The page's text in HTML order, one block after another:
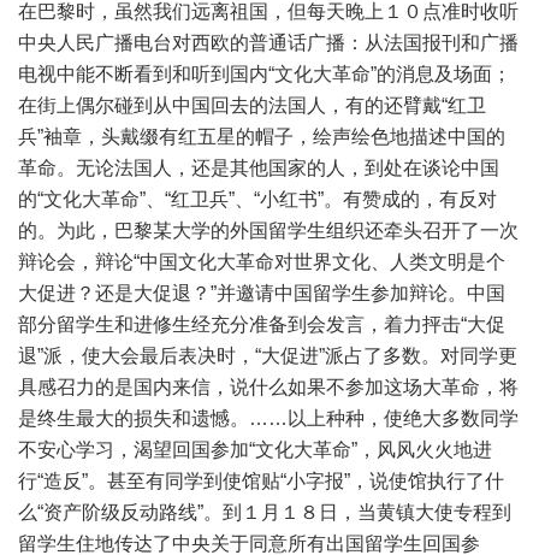
在巴黎时，虽然我们远离祖国，但每天晚上１０点准时收听
中央人民广播电台对西欧的普通话广播：从法国报刊和广播
电视中能不断看到和听到国内“文化大革命”的消息及场面；
在街上偶尔碰到从中国回去的法国人，有的还臂戴“红卫
兵”袖章，头戴缀有红五星的帽子，绘声绘色地描述中国的
革命。无论法国人，还是其他国家的人，到处在谈论中国
的“文化大革命”、“红卫兵”、“小红书”。有赞成的，有反对
的。为此，巴黎某大学的外国留学生组织还牵头召开了一次
辩论会，辩论“中国文化大革命对世界文化、人类文明是个
大促进？还是大促退？”并邀请中国留学生参加辩论。中国
部分留学生和进修生经充分准备到会发言，着力抨击“大促
退”派，使大会最后表决时，“大促进”派占了多数。对同学更
具感召力的是国内来信，说什么如果不参加这场大革命，将
是终生最大的损失和遗憾。……以上种种，使绝大多数同学
不安心学习，渴望回国参加“文化大革命”，风风火火地进
行“造反”。甚至有同学到使馆贴“小字报”，说使馆执行了什
么“资产阶级反动路线”。到１月１８日，当黄镇大使专程到
留学生住地传达了中央关于同意所有出国留学生回国参